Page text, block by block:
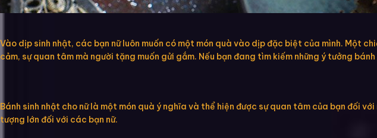
Vào dịp sinh nhật, các bạn nữ luôn muốn có một món quà vào dịp đặc biệt của mình. Một
cảm, sự quan tâm mà người tặng muốn gửi gắm. Nếu bạn đang tìm kiếm những ý tưởng
Bánh sinh nhật cho nữ là một món quà ý nghĩa và thể hiện được sự quan tâm của bạn đối
tượng lớn đối với các bạn nữ.